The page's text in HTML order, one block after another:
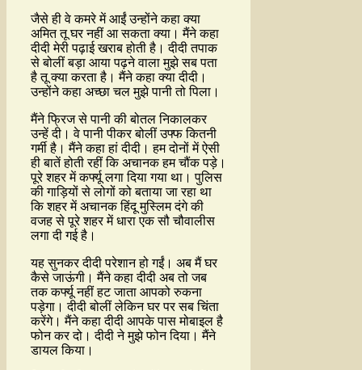
जैसे ही वे कमरे में आईं उन्होंने कहा क्या
अमित तू घर नहीं आ सकता क्या। मैंने कहा
दीदी मेरी पढ़ाई खराब होती है। दीदी तपाक
से बोलीं बड़ा आया पढ़ने वाला मुझे सब पता
है तू क्या करता है। मैंने कहा क्या दीदी।
उन्होंने कहा अच्छा चल मुझे पानी तो पिला।
मैंने फ्रिज से पानी की बोतल निकालकर
उन्हें दी। वे पानी पीकर बोलीं उफ्फ कितनी
गर्मी है। मैंने कहा हां दीदी। हम दोनों में ऐसी
ही बातें होती रहीं कि अचानक हम चौंक पड़े।
पूरे शहर में कर्फ्यू लगा दिया गया था। पुलिस
की गाड़ियों से लोगों को बताया जा रहा था
कि शहर में अचानक हिंदू मुस्लिम दंगे की
वजह से पूरे शहर में धारा एक सौ चौवालीस
लगा दी गई है।
यह सुनकर दीदी परेशान हो गईं। अब मैं घर
कैसे जाऊंगी। मैंने कहा दीदी अब तो जब
तक कर्फ्यू नहीं हट जाता आपको रुकना
पड़ेगा। दीदी बोलीं लेकिन घर पर सब चिंता
करेंगे। मैंने कहा दीदी आपके पास मोबाइल है
फोन कर दो। दीदी ने मुझे फोन दिया। मैंने
डायल किया।